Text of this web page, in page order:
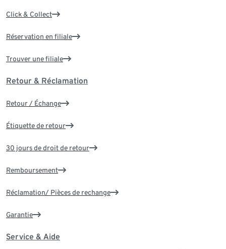
Click & Collect
Réservation en filiale
Trouver une filiale
Retour & Réclamation
Retour / Échange
Étiquette de retour
30 jours de droit de retour
Remboursement
Réclamation/ Pièces de rechange
Garantie
Service & Aide